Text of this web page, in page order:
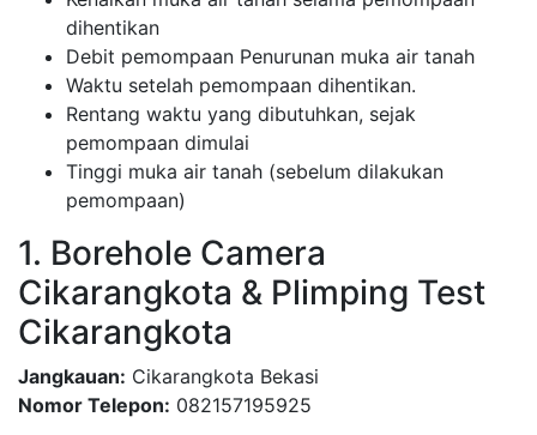
dihentikan
Debit pemompaan Penurunan muka air tanah
Waktu setelah pemompaan dihentikan.
Rentang waktu yang dibutuhkan, sejak
pemompaan dimulai
Tinggi muka air tanah (sebelum dilakukan
pemompaan)
1. Borehole Camera
Cikarangkota & Plimping Test
Cikarangkota
Jangkauan: Cikarangkota Bekasi
Nomor Telepon: 082157195925